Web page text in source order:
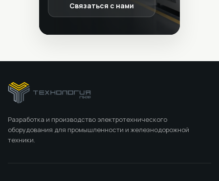
Связаться с нами
Разработка и производство электротехнического
оборудования для промышленности и железнодорожной
техники.